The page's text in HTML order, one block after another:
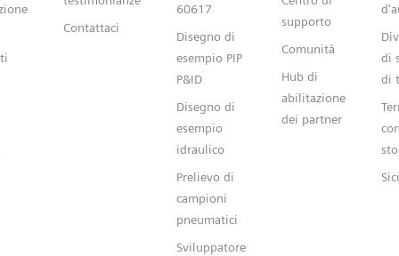
Contattaci
60617
Disegno di
esempio PIP
P&ID
Disegno di
esempio
idraulico
Prelievo di
campioni
pneumatici
Sviluppatore
supporto
Comunità
Hub di
abilitazione
dei partner
di
di